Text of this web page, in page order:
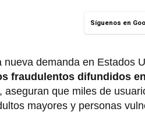
Síguenos en
nueva demanda en Estados
fraudulentos difundidos
aseguran que miles de
mayores y personas